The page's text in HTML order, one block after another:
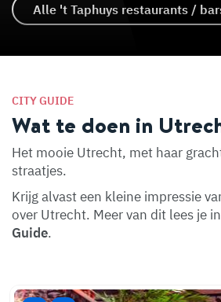
Alle 't Taphuys restaurants /
CITY GUIDE
Wat te doen in
Het mooie Utrecht, met haar
straatjes.
Krijg alvast een kleine impressie
over Utrecht. Meer van dit lees je
Guide.